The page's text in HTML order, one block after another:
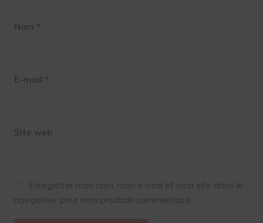
Nom *
E-mail *
Site web
Enregistrer mon nom, mon e-mail et mon site dans le
navigateur pour mon prochain commentaire.